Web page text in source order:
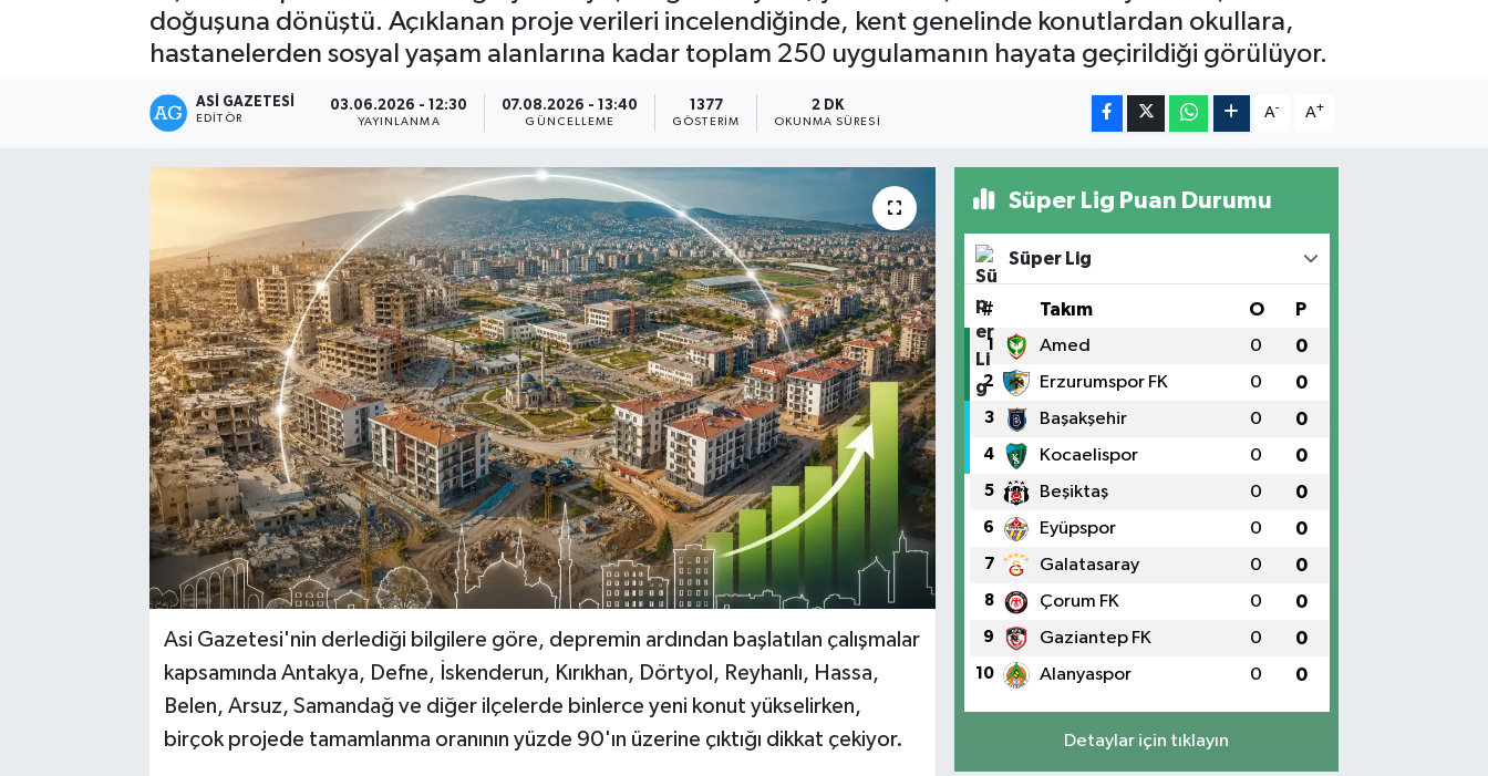
doğuşuna dönüştü. Açıklanan proje verileri incelendiğinde, kent genelinde konutlardan okullara,
hastanelerden sosyal yaşam alanlarına kadar toplam 250 uygulamanın hayata geçirildiği görülüyor.
ASI GAZETESI
EDITÖR
03.06.2026 - 12:30
YAYINLANMA
07.08.2026 - 13:40
GÜNCELLEME
1377
GÖSTERIM
2 DK
OKUNMA SÜRESI
A- A+
Asi Gazetesi'nin derlediği bilgilere göre, depremin ardından başlatılan çalışmalar
kapsamında Antakya, Defne, İskenderun, Kırıkhan, Dörtyol, Reyhanlı, Hassa,
Belen, Arsuz, Samandağ ve diğer ilçelerde binlerce yeni konut yükselirken,
birçok projede tamamlanma oranının yüzde 90'ın üzerine çıktığı dikkat çekiyor.
Süper Lig Puan Durumu
Süper Lig
# Takım O P
1 Amed 0 0
2 Erzurumspor FK 0 0
3 Başakşehir 0 0
4 Kocaelispor 0 0
5 Beşiktaş 0 0
6 Eyüpspor 0 0
7 Galatasaray 0 0
8 Çorum FK 0 0
9 Gaziantep FK 0 0
10 Alanyaspor 0 0
Detaylar için tıklayın